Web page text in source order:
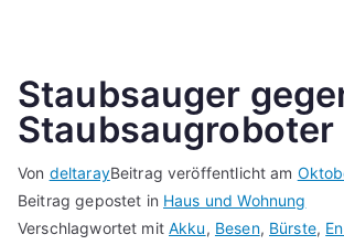
Staubsauger
Staubsaugroboter
Von deltarayBeitrag veröffentlicht am
Beitrag gepostet in Haus und Wohnung
Verschlagwortet mitAkku, Besen, Bürste,